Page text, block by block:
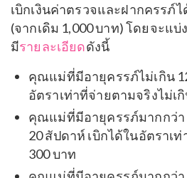
เบิกเงินค่าตรวจและฝากครรภ์ไ
(จากเดิม 1,000 บาท) โดยจะแ
มีรายละเอียดดังนี้
คุณแม่ที่มีอายุครรภ์ไม่เกิน
อัตราเท่าที่จ่ายตามจริงไม่เ
คุณแม่ที่มีอายุครรภ์มากกว่า
20 สัปดาห์ เบิกได้ในอัตราเ
300 บาท